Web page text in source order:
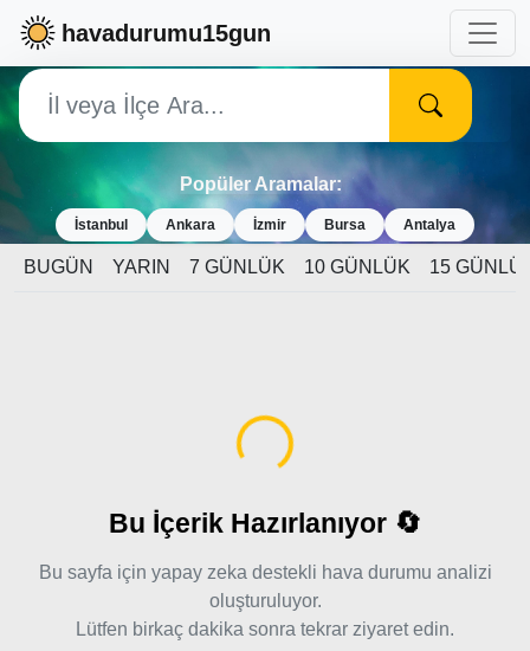
havadurumu15gun
Popüler Aramalar:
İstanbul Ankara İzmir Bursa Antalya
BUGÜN YARIN 7 GÜNLÜK 10 GÜNLÜK 15
Yükleniyor...
Bu İçerik Hazırlanıyor 🔄
Bu sayfa için yapay zeka destekli hava durumu analizi
oluşturuluyor.
Lütfen birkaç dakika sonra tekrar ziyaret edin.